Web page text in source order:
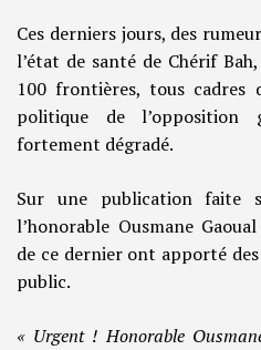
Ces derniers jours, des
l’état de santé de Chérif
100 frontières, tous
politique de l’opposition
fortement dégradé.
Sur une publication faite
l’honorable Ousmane
de ce dernier ont apporté
public.
« Urgent ! Honorable